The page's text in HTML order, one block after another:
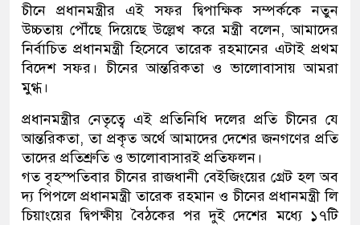
চীনে প্রধানমন্ত্রীর এই সফর দ্বিপাক্ষিক সম্পর্ককে নতুন
উচ্চতায় পৌঁছে দিয়েছে উল্লেখ করে মন্ত্রী বলেন, আমাদের
নির্বাচিত প্রধানমন্ত্রী হিসেবে তারেক রহমানের এটাই প্রথম
বিদেশ সফর। চীনের আন্তরিকতা ও ভালোবাসায় আমরা
মুগ্ধ।
প্রধানমন্ত্রীর নেতৃত্বে এই প্রতিনিধি দলের প্রতি চীনের যে
আন্তরিকতা, তা প্রকৃত অর্থে আমাদের দেশের জনগণের প্রতি
তাদের প্রতিশ্রুতি ও ভালোবাসারই প্রতিফলন।
গত বৃহস্পতিবার চীনের রাজধানী বেইজিংয়ের গ্রেট হল অব
দ্য পিপলে প্রধানমন্ত্রী তারেক রহমান ও চীনের প্রধানমন্ত্রী লি
চিয়াংয়ের দ্বিপক্ষীয় বৈঠকের পর দুই দেশের মধ্যে ১৭টি